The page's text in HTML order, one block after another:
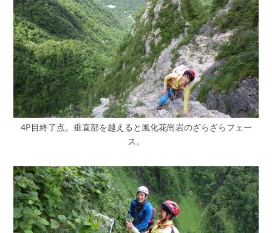
4P目終了点。垂直部を越えると風化花崗岩のざらざらフェー
ス。